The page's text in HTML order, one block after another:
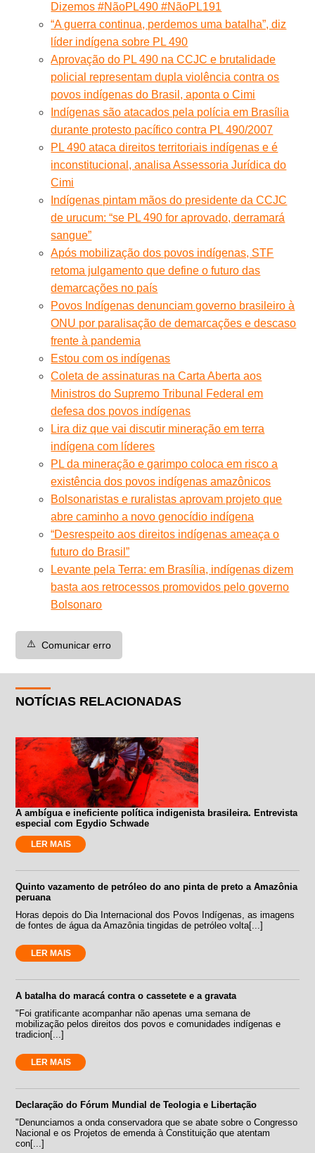
Dizemos #NãoPL490 #NãoPL191
“A guerra continua, perdemos uma batalha”, diz
líder indígena sobre PL 490
Aprovação do PL 490 na CCJC e brutalidade
policial representam dupla violência contra os
povos indígenas do Brasil, aponta o Cimi
Indígenas são atacados pela polícia em Brasília
durante protesto pacífico contra PL 490/2007
PL 490 ataca direitos territoriais indígenas e é
inconstitucional, analisa Assessoria Jurídica do
Cimi
Indígenas pintam mãos do presidente da CCJC
de urucum: “se PL 490 for aprovado, derramará
sangue”
Após mobilização dos povos indígenas, STF
retoma julgamento que define o futuro das
demarcações no país
Povos Indígenas denunciam governo brasileiro à
ONU por paralisação de demarcações e descaso
frente à pandemia
Estou com os indígenas
Coleta de assinaturas na Carta Aberta aos
Ministros do Supremo Tribunal Federal em
defesa dos povos indígenas
Lira diz que vai discutir mineração em terra
indígena com líderes
PL da mineração e garimpo coloca em risco a
existência dos povos indígenas amazônicos
Bolsonaristas e ruralistas aprovam projeto que
abre caminho a novo genocídio indígena
“Desrespeito aos direitos indígenas ameaça o
futuro do Brasil”
Levante pela Terra: em Brasília, indígenas dizem
basta aos retrocessos promovidos pelo governo
Bolsonaro
⚠️ Comunicar erro
NOTÍCIAS RELACIONADAS
A ambígua e ineficiente política indigenista brasileira. Entrevista
especial com Egydio Schwade
LER MAIS
Quinto vazamento de petróleo do ano pinta de preto a Amazônia
peruana
Horas depois do Dia Internacional dos Povos Indígenas, as imagens
de fontes de água da Amazônia tingidas de petróleo volta[...]
LER MAIS
A batalha do maracá contra o cassetete e a gravata
"Foi gratificante acompanhar não apenas uma semana de
mobilização pelos direitos dos povos e comunidades indígenas e
tradicion[...]
LER MAIS
Declaração do Fórum Mundial de Teologia e Libertação
"Denunciamos a onda conservadora que se abate sobre o Congresso
Nacional e os Projetos de emenda à Constituição que atentam
con[...]